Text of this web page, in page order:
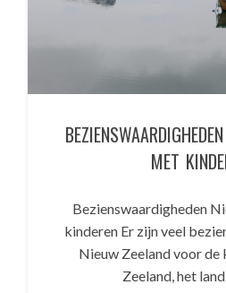
MET
Bezienswaardigheden
kinderen Er zijn veel
Nieuw Zeeland voor de
Zeeland, het